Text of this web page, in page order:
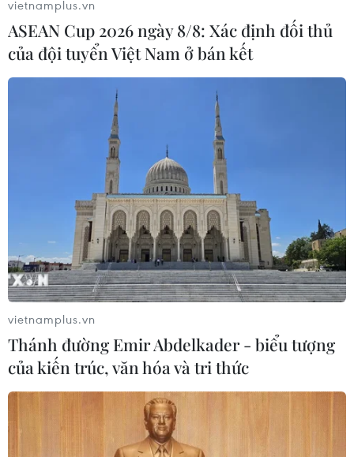
Chuyên gia khuyến cáo biện pháp đảm
bảo an toàn khi nới lỏng giãn cách
Phó Giáo sư-Tiến sỹ Trần Đắc Phu khuyến cáo người dân
cả nước, nhất là các địa phương nguy cơ thấp, không
nên chủ quan, lơ là trong công tác phòng, chống dịch
vietnamplus.vn
ASEAN Cup 2026 ngày 8/8: Xác định đối thủ
của đội tuyển Việt Nam ở bán kết
vietnamplus.vn
Thánh đường Emir Abdelkader - biểu tượng
của kiến trúc, văn hóa và tri thức